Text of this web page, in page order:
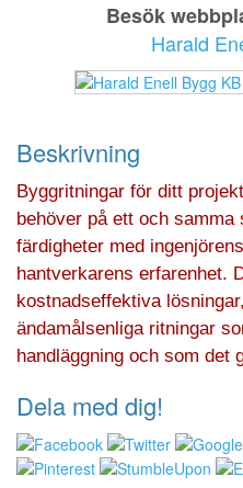
Besök
Harald
Beskrivning
Byggritningar för ditt
behöver på ett och
färdigheter med
hantverkarens erfarenhet.
kostnadseffektiva
ändamålsenliga ritningar
handläggning och som det
Dela med dig!